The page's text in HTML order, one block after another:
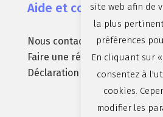
Aide et contact
Nous contacter
Faire une réclamation
Déclaration d’accessibilité
site web afin de
la plus
préférences
En cliquant sur
consentez à
cookies.
modifier les